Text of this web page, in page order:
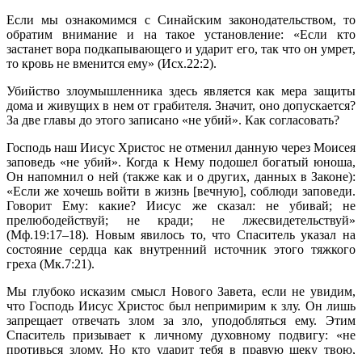
Если мы ознакомимся с Синайским законодательством, то
обратим внимание и на такое установление: «Если кто
застанет вора подкапывающего и ударит его, так что он умрет,
то кровь не вменится ему» (Исх.22:2).
Убийство злоумышленника здесь является как мера защиты
дома и живущих в нем от грабителя. Значит, оно допускается?
За две главы до этого записано «не убий». Как согласовать?
Господь наш Иисус Христос не отменил данную через Моисея
заповедь «не убий». Когда к Нему подошел богатый юноша,
Он напомнил о ней (также как и о других, данных в Законе):
«Если же хочешь войти в жизнь [вечную], соблюди заповеди.
Говорит Ему: какие? Иисус же сказал: не убивай; не
прелюбодействуй; не кради; не лжесвидетельствуй»
(Мф.19:17–18). Новым явилось то, что Спаситель указал на
состояние сердца как внутренний источник этого тяжкого
греха (Мк.7:21).
Мы глубоко исказим смысл Нового Завета, если не увидим,
что Господь Иисус Христос был непримирим к злу. Он лишь
запрещает отвечать злом за зло, уподобляться ему. Этим
Спаситель призывает к личному духовному подвигу: «не
противься злому. Но кто ударит тебя в правую щеку твою,